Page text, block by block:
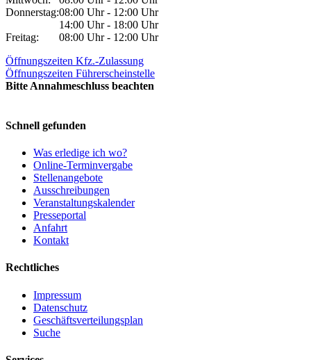
Donnerstag:08:00 Uhr - 12:00 Uhr
14:00 Uhr - 18:00 Uhr
Freitag:
08:00 Uhr - 12:00 Uhr
Öffnungszeiten Kfz.-Zulassung
Öffnungszeiten Führerscheinstelle
Bitte Annahmeschluss beachten
Schnell gefunden
Was erledige ich wo?
Online-Terminvergabe
Stellenangebote
Ausschreibungen
Veranstaltungskalender
Presseportal
Anfahrt
Kontakt
Rechtliches
Impressum
Datenschutz
Geschäftsverteilungsplan
Suche